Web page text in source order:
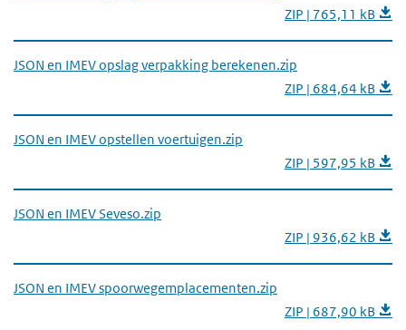
ZIP | 765,11 kB
JSON en IMEV opslag verpakking berekenen.zip
ZIP | 684,64 kB
JSON en IMEV opstellen voertuigen.zip
ZIP | 597,95 kB
JSON en IMEV Seveso.zip
ZIP | 936,62 kB
JSON en IMEV spoorwegemplacementen.zip
ZIP | 687,90 kB